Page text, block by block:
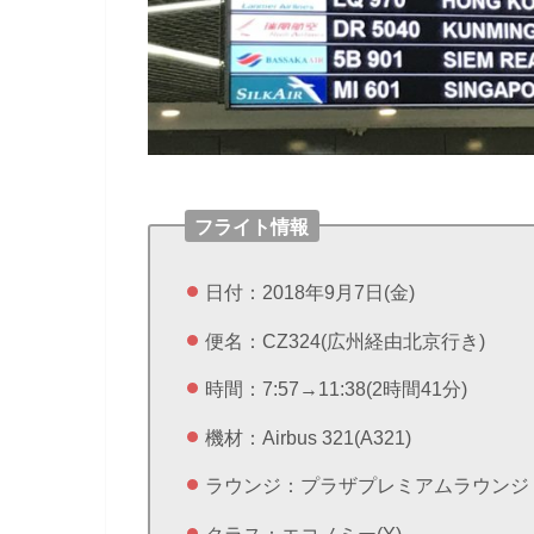
フライト情報
日付：2018年9月7日(金)
便名：CZ324(広州経由北京行き)
時間：7:57→11:38(2時間41分)
機材：Airbus 321(A321)
ラウンジ：プラザプレミアムラウンジ